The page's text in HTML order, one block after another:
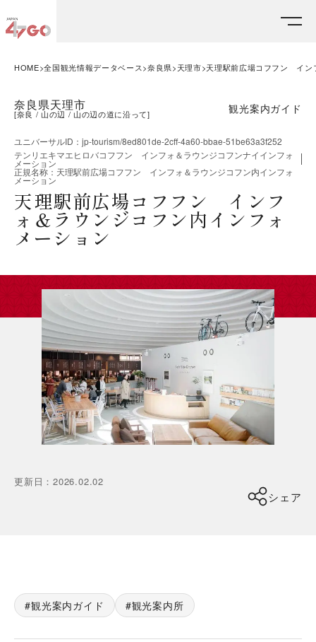
HOME 全国観光情報データベース 奈良県 天理市 天理駅前広場コフフン イン
奈良県天理市
[奈良 山の辺 山の辺の道に沿って] 観光案内ガイド
ユニバーサルID ： jp-tourism/8ed801de-2cff-4a60-bbae-51be63a3f252
テンリエキマエヒロバコフフン インフォ＆ラウンジコフンナイインフォ
メーション
正規名称： 天理駅前広場コフフン インフォ＆ラウンジコフン内インフォ
メーション
天理駅前広場コフフン インフ
ォ＆ラウンジコフン内インフォ
メーション
更新日 ：2026.02.02
シェア
観光案内ガイド 観光案内所